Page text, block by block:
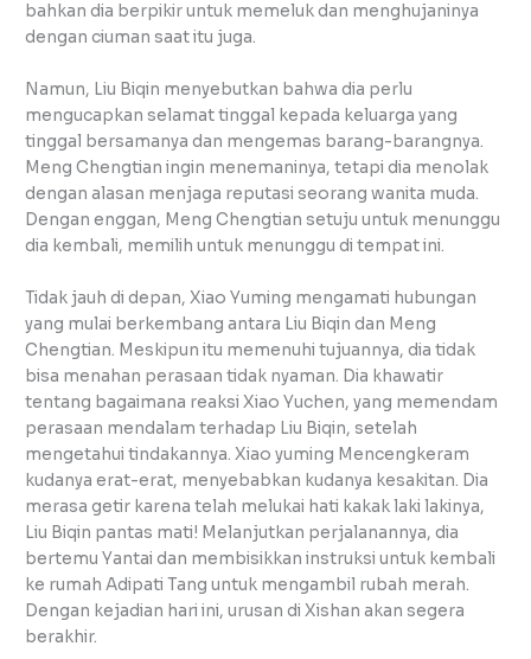
bahkan dia berpikir untuk memeluk dan menghujaninya
dengan ciuman saat itu juga.
Namun, Liu Biqin menyebutkan bahwa dia perlu
mengucapkan selamat tinggal kepada keluarga yang
tinggal bersamanya dan mengemas barang-barangnya.
Meng Chengtian ingin menemaninya, tetapi dia menolak
dengan alasan menjaga reputasi seorang wanita muda.
Dengan enggan, Meng Chengtian setuju untuk menunggu
dia kembali, memilih untuk menunggu di tempat ini.
Tidak jauh di depan, Xiao Yuming mengamati hubungan
yang mulai berkembang antara Liu Biqin dan Meng
Chengtian. Meskipun itu memenuhi tujuannya, dia tidak
bisa menahan perasaan tidak nyaman. Dia khawatir
tentang bagaimana reaksi Xiao Yuchen, yang memendam
perasaan mendalam terhadap Liu Biqin, setelah
mengetahui tindakannya. Xiao yuming Mencengkeram
kudanya erat-erat, menyebabkan kudanya kesakitan. Dia
merasa getir karena telah melukai hati kakak laki lakinya,
Liu Biqin pantas mati! Melanjutkan perjalanannya, dia
bertemu Yantai dan membisikkan instruksi untuk kembali
ke rumah Adipati Tang untuk mengambil rubah merah.
Dengan kejadian hari ini, urusan di Xishan akan segera
berakhir.